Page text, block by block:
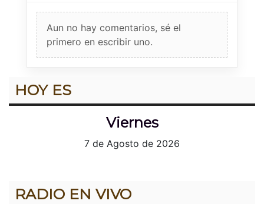
Aun no hay comentarios, sé el
primero en escribir uno.
HOY ES
Viernes
7 de Agosto de 2026
RADIO EN VIVO